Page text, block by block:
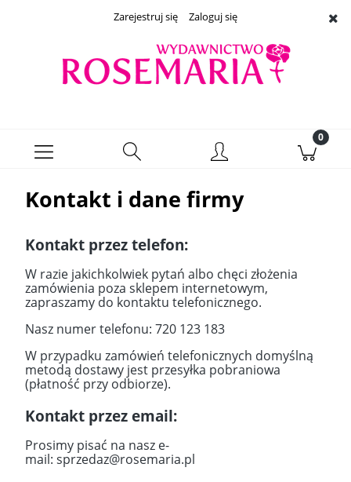
Zarejestruj się Zaloguj się
Kontakt i dane firmy
Kontakt przez telefon:
W razie jakichkolwiek pytań albo chęci złożenia
zamówienia poza sklepem internetowym,
zapraszamy do kontaktu telefonicznego.
Nasz numer telefonu: 720 123 183
W przypadku zamówień telefonicznych domyślną
metodą dostawy jest przesyłka pobraniowa
(płatność przy odbiorze).
Kontakt przez email:
Prosimy pisać na nasz e-
mail: sprzedaz@rosemaria.pl